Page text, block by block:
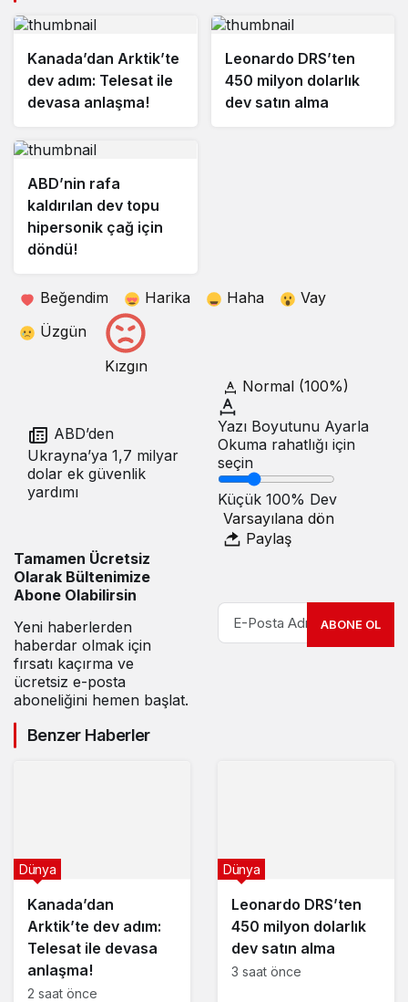
Kanada’dan Arktik’te
dev adım: Telesat ile
devasa anlaşma!
Leonardo DRS’ten
450 milyon dolarlık
dev satın alma
ABD’nin rafa
kaldırılan dev topu
hipersonik çağ için
döndü!
Beğendim Harika Haha
Vay
Üzgün
Kızgın
ABD’den
Ukrayna’ya 1,7 milyar
dolar ek güvenlik
yardımı
Normal (100%)
Yazı Boyutunu Ayarla
Okuma rahatlığı için
seçin
Küçük 100% Dev
Varsayılana dön
Paylaş
Tamamen Ücretsiz
Olarak Bültenimize
Abone Olabilirsin
Yeni haberlerden
haberdar olmak için
fırsatı kaçırma ve
ücretsiz e-posta
aboneliğini hemen başlat.
ABONE OL
Benzer Haberler
Kanada’dan
Arktik’te dev adım:
Telesat ile devasa
anlaşma!
Dünya
2 saat önce
Leonardo DRS’ten
450 milyon dolarlık
dev satın alma
Dünya
3 saat önce